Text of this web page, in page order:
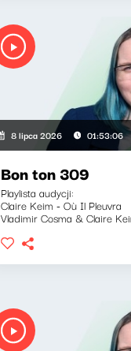
8 lipca 2026 01:53:06
Bon ton 309
Playlista audycji:
Claire Keim - Où Il Pleuvra
Vladimir Cosma & Claire